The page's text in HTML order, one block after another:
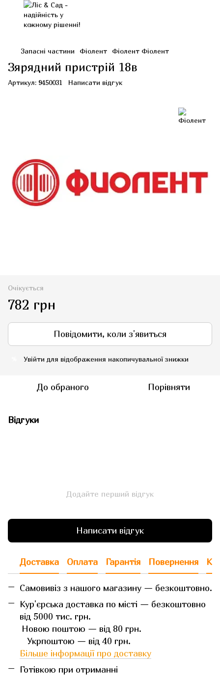
Запасні частини Фіолент Фіолент Фіолент
Зярядний пристрій 18в
Артикул: 9450031 Написати відгук
Очікується
782 грн
Повідомити, коли з'явиться
Увійти для відображення накопичувальної знижки
До обраного Порівняти
Відгуки
Додайте перший відгук
Написати відгук
Доставка Оплата Гарантія Повернення
Самовивіз з нашого магазину — безкоштовно.
Кур'єрська доставка по місті — безкоштовно
від 5000 тис. грн.
Новою поштою — від 80 грн.
Укрпоштою — від 40 грн.
Більше інформації про доставку
Готівкою при отриманні